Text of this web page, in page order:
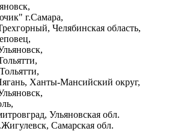
г.Самара,
Челябинская область,
Ханты-Мансийский округ,
Ульяновская обл.
Самарская обл.